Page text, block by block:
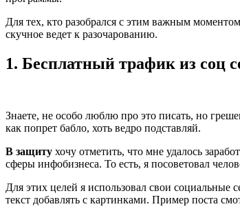
Для тех, кто разобрался с этим важным
скучное ведет к разочарованию.
1. Бесплатный трафик из соц
Знаете, не особо люблю про это писать, но
как попрет бабло, хоть ведро подставляй.
В защиту хочу отметить, что мне удалось
сферы инфобизнеса. То есть, я посоветовал
Для этих целей я использовал свои социальные
текст добавлять с картинками. Пример поста